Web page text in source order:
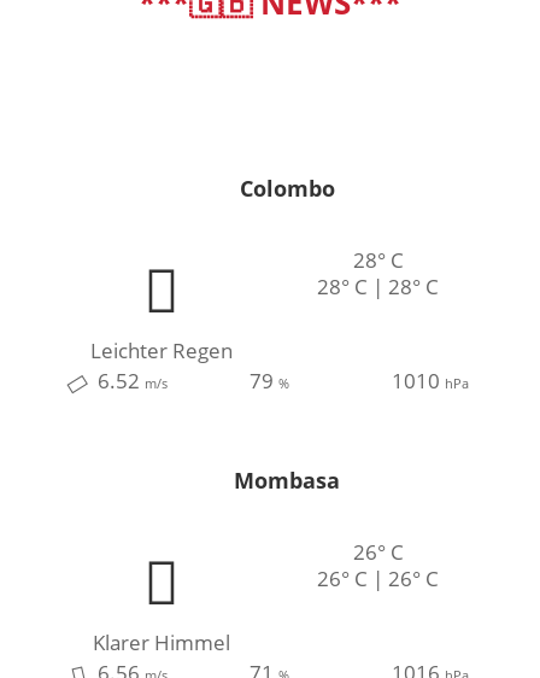
Colombo
Leichter Regen
28° C
28° C | 28° C
6.52 m/s 79% 1010 hPa
Mombasa
Klarer Himmel
26° C
26° C | 26° C
6.56 71 1016